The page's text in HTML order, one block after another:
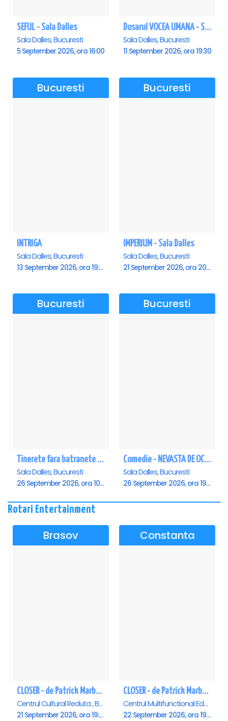
SEFUL - Sala Dalles
Sala Dalles, Bucuresti
5 September 2026, ora 16:00
Dosarul VOCEA UMANA - Sala Dalles
Sala Dalles, Bucuresti
11 September 2026, ora 19:30
Bucuresti
INTRIGA
Sala Dalles, Bucuresti
13 September 2026, ora 19:00
Bucuresti
IMPERIUM - Sala Dalles
Sala Dalles, Bucuresti
21 September 2026, ora 20:00
Bucuresti
Tinerete fara batranete si viata fara de moarte
Sala Dalles, Bucuresti
26 September 2026, ora 10:30
Bucuresti
Comedie - NEVASTA DE OCAZIE !!!
Sala Dalles, Bucuresti
26 September 2026, ora 19:00
Rotari Entertainment
Brasov
CLOSER - de Patrick Marber - Premiera - Brasov
Centrul Cultural Reduta , Brasov
21 September 2026, ora 19:00
Constanta
CLOSER - de Patrick Marber - Premiera - Constanta
Centrul Multifunctional Educativ pentru Tineret Jean Constantin, Constanta
22 September 2026, ora 19:00